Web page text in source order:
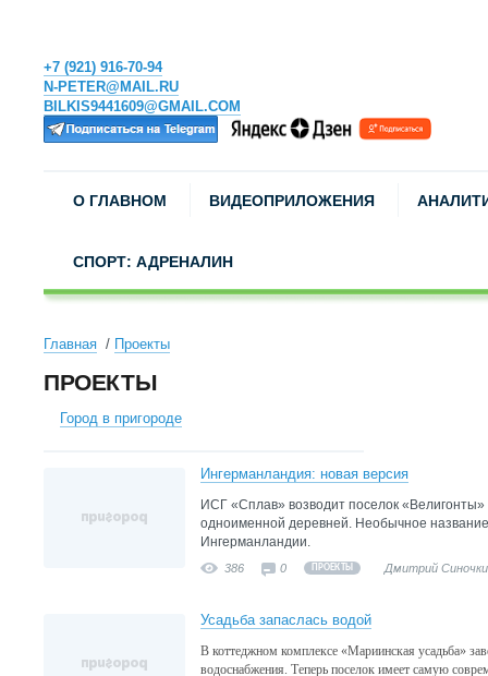
+7 (921) 916-70-94
N-PETER@MAIL.RU
BILKIS9441609@GMAIL.COM
О ГЛАВНОМ ВИДЕОПРИЛОЖЕНИЯ
СПОРТ: АДРЕНАЛИН
Главная Проекты
ПРОЕКТЫ
Город в пригороде
Ингерманландия: новая версия
ИСГ «Сплав» возводит поселок
одноименной деревней. Необычное
Ингерманландии.
386 0 ПРОЕКТЫ Дмитрий
Усадьба запаслась водой
В коттеджном комплексе «Мариинская усадьба»
водоснабжения. Теперь поселок имеет самую